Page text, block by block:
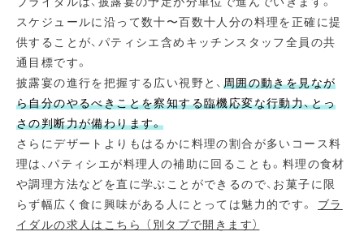
スケジュールに沿って数十〜百数十人分の料理を正確に提
供することが、パティシエ含めキッチンスタッフ全員の共
通目標です。
披露宴の進行を把握する広い視野と、 周囲の動きを見なが
ら自分のやるべきことを察知する臨機応変な行動力、とっ
さの判断力が備わります。
さらにデザートよりもはるかに料理の割合が多いコース料
理は、パティシエが料理人の補助に回ることも。料理の食材
や調理方法などを直に学ぶことができるので、お菓子に限
らず幅広く食に興味がある人にとっては魅力的です。 ブラ
イダルの求人はこちら （別タブで開きます）